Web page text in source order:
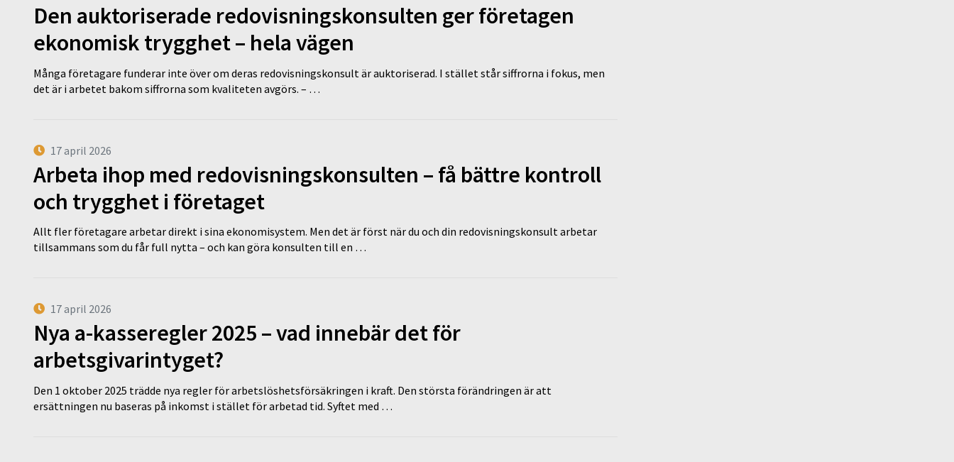
Den auktoriserade redovisningskonsulten ger företagen
ekonomisk trygghet – hela vägen
Många företagare funderar inte över om deras redovisningskonsult är auktoriserad. I stället står siffrorna i fokus, men
det är i arbetet bakom siffrorna som kvaliteten avgörs. – …
17 april 2026
Arbeta ihop med redovisningskonsulten – få bättre kontroll
och trygghet i företaget
Allt fler företagare arbetar direkt i sina ekonomisystem. Men det är först när du och din redovisningskonsult arbetar
tillsammans som du får full nytta – och kan göra konsulten till en …
17 april 2026
Nya a-kasseregler 2025 – vad innebär det för
arbetsgivarintyget?
Den 1 oktober 2025 trädde nya regler för arbetslöshetsförsäkringen i kraft. Den största förändringen är att
ersättningen nu baseras på inkomst i stället för arbetad tid. Syftet med …